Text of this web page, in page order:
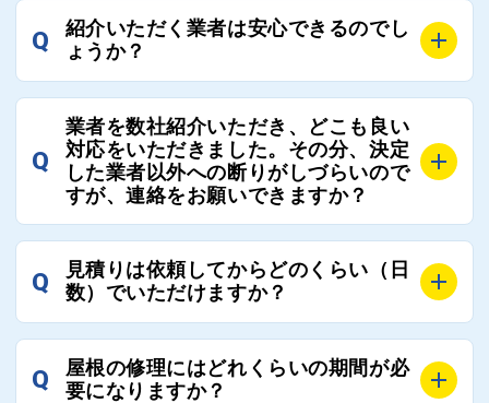
残念ながら、リフォーム業界は費用の内訳に不透明な
部分が多く、一見同じ工事でも１００万円以上の差が
屋根コネクトではそのような不安を抱えてしまう屋根
の修理において、適正で公正な工事業者選びのお手伝
いをさせていただくサイトでございます。
まだまだそのような業界だからこそ比較が重要になり
ますので、是非屋根コネクトを活用ください。
Q
紹介いただく業者は安心できるのでし
ょうか？
屋根コネクトでは、お客様の安心を支える「優良工事
業者チェック制度」を設けております。
屋根コネクトにて定期的にお客様アンケートを実施
し、そこで評価の低かった業者は事実確認の上で、屋
根コネクトの判断により即時登録を解除できる契約と
優良業者のみをご紹介できる体制により、お客様の安
心と信頼を維持しております。
Q
業者を数社紹介いただき、どこも良い
対応をいただきました。その分、決定
した業者以外への断りがしづらいので
すが、連絡をお願いできますか？
屋根コネクトにお任せください。屋根コネクトでは、
工事業者へのお断りも無料で代行しております。
れる必要はございませんので、いつでもお気軽にご相
談ください。
Q
見積りは依頼してからどのくらい（日
数）でいただけますか？
工事業者にもよりますが、おおよそ現地調査後3日～1
週間前後にはお届けできます。
Q
屋根の修理にはどれくらいの期間が必
要になりますか？